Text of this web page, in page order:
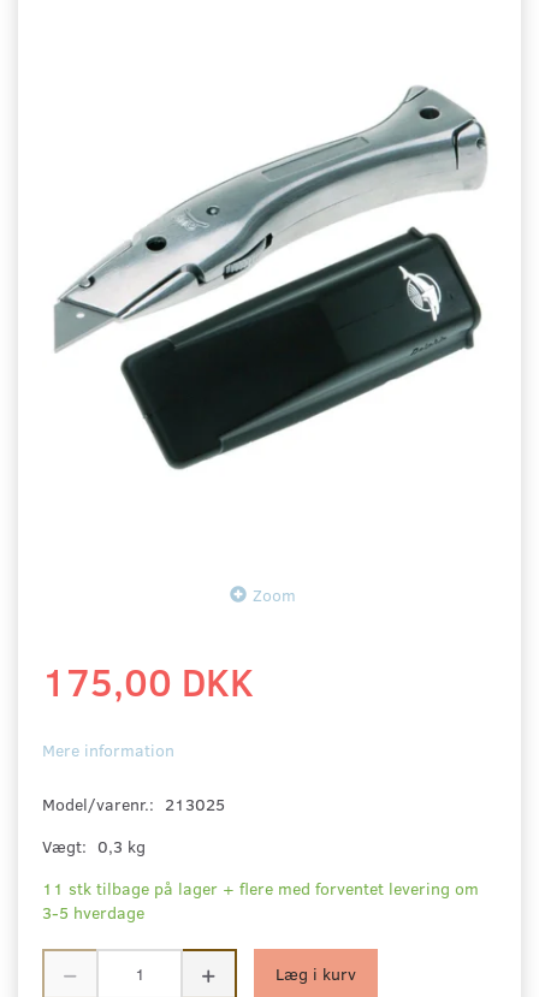
Zoom
175,00 DKK
Mere information
Model/varenr.: 213025
Vægt: 0,3 kg
11 stk tilbage på lager + flere med forventet levering om
3-5 hverdage
Læg i kurv